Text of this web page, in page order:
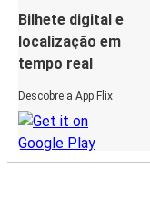
Bilhete digital e
localização em
tempo real
Descobre a App Flix